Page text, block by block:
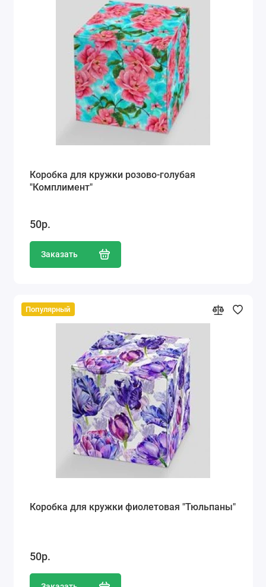
Коробка для кружки розово-голубая
"Комплимент"
50р.
Заказать
Популярный
Коробка для кружки фиолетовая "Тюльпаны"
50р.